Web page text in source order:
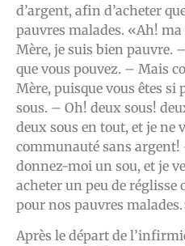
d’argent, afin d’acheter
pauvres malades. «Ah!
Mère, je suis bien pauvre.
que vous pouvez. – Mais
Mère, puisque vous êtes
sous. – Oh! deux sous!
deux sous en tout, et je ne
communauté sans argent!
donnez-moi un sou, et je
acheter un peu de réglisse
pour nos pauvres
Après le départ de